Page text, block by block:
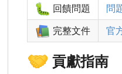
🐛 回饋問題 問
📚 完整文件 官
🤝 貢獻指南